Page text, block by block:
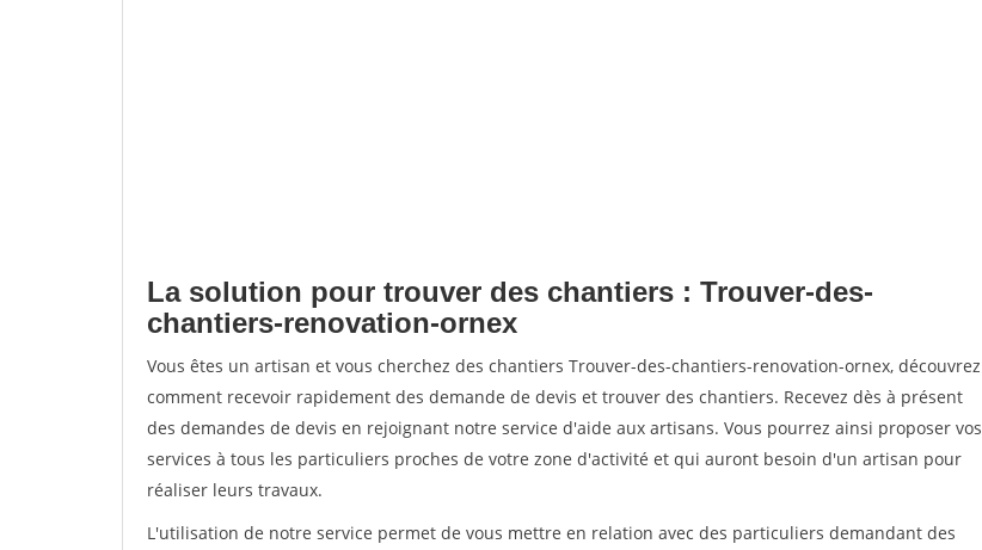
La solution pour trouver des chantiers : Trouver-des-
chantiers-renovation-ornex
Vous êtes un artisan et vous cherchez des chantiers Trouver-des-chantiers-renovation-ornex, découvrez
comment recevoir rapidement des demande de devis et trouver des chantiers. Recevez dès à présent
des demandes de devis en rejoignant notre service d'aide aux artisans. Vous pourrez ainsi proposer vos
services à tous les particuliers proches de votre zone d'activité et qui auront besoin d'un artisan pour
réaliser leurs travaux.
L'utilisation de notre service permet de vous mettre en relation avec des particuliers demandant des